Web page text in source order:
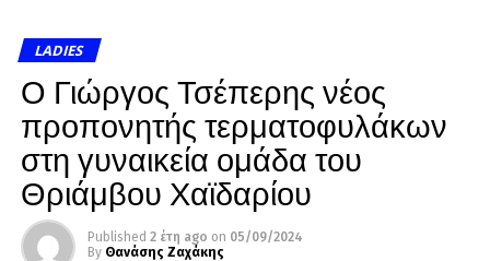
LADIES
Ο Γιώργος Τσέπερης νέος
προπονητής τερματοφυλάκων
στη γυναικεία ομάδα του
Θριάμβου Χαϊδαρίου
Published 2 έτη ago on 05/09/2024
By Θανάσης Ζαχάκης